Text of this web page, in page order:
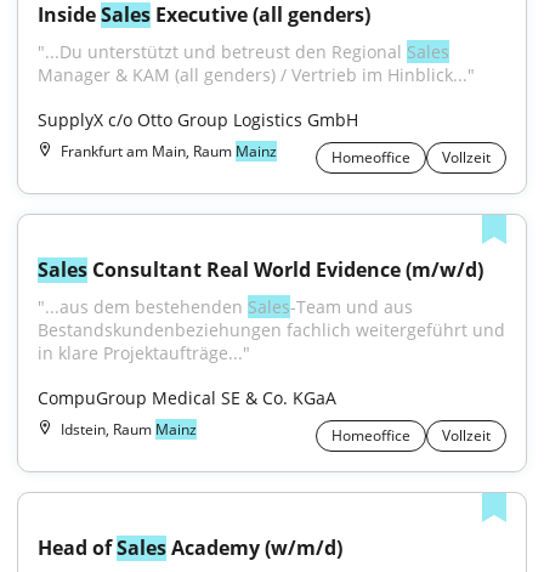
Inside Sales Executive (all genders)
"...Du unterstützt und betreust den Regional Sales
Manager & KAM (all genders) / Vertrieb im Hinblick..."
SupplyX c/o Otto Group Logistics GmbH
Frankfurt am Main, Raum Mainz Homeoffice Vollzeit
Sales Consultant Real World Evidence (m/w/d)
"...aus dem bestehenden Sales-Team und aus
Bestandskundenbeziehungen fachlich weitergeführt und
in klare Projektaufträge..."
CompuGroup Medical SE & Co. KGaA
Idstein, Raum Mainz Homeoffice Vollzeit
Head of Sales Academy (w/m/d)